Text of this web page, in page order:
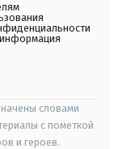
словами
с пометкой
и героев.